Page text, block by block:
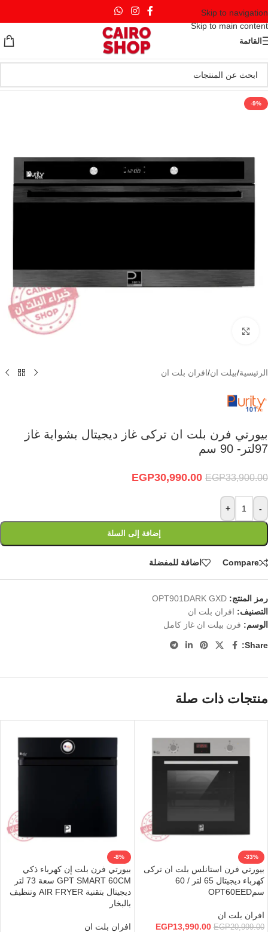
Skip to navigation
Skip to main content
القائمة
-9%
الرئيسية/بيلت ان/افران بلت ان
بيورتي فرن بلت ان تركى غاز ديجيتال بشواية غاز
97لتر- 90 سم
EGP33,900.00
EGP30,990.00
-
+
إضافة إلى السلة
Compare اضافة للمفضلة
رمز المنتج: OPT901DARK GXD
التصنيف: افران بلت ان
الوسم: فرن بيلت ان غاز كامل
Share:
منتجات ذات صلة
-33%
بيورتي فرن استانلس بلت ان تركى
كهرباء ديجيتال 65 لتر / 60
سمOPT60EED
افران بلت ان
EGP20,999.00
EGP13,990.00
-8%
بيورتي فرن بلت إن كهرباء ذكي
GPT SMART 60CM سعة 73 لتر
ديجيتال بتقنية AIR FRYER وتنظيف
بالبخار
افران بلت ان